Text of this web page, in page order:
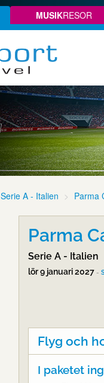
MUSIKRESOR
Serie A - Italien Parma
Parma
Serie A - Italien
lör 9 januari 2027 -
Flyg och
I paketet